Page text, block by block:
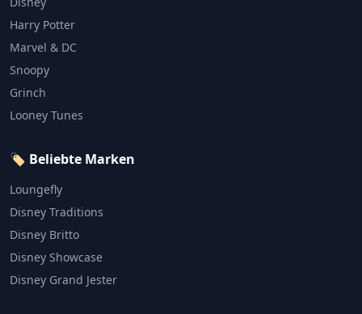
Harry Potter
Marvel & DC
Snoopy
Grinch
Looney Tunes
🏷️ Beliebte Marken
Loungefly
Disney Traditions
Disney Britto
Disney Showcase
Disney Grand Jester